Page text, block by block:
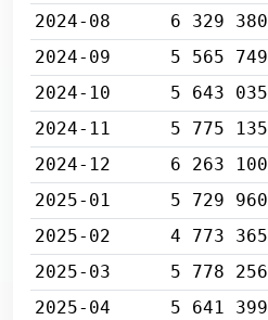
2024-08 6 329 380
2024-09
5 565 749
2024-10
5 643 035
2024-11
5 775 135
2024-12
6 263 100
2025-01
5 729 960
2025-02
4 773 365
2025-03
5 778 256
2025-04
5 641 399